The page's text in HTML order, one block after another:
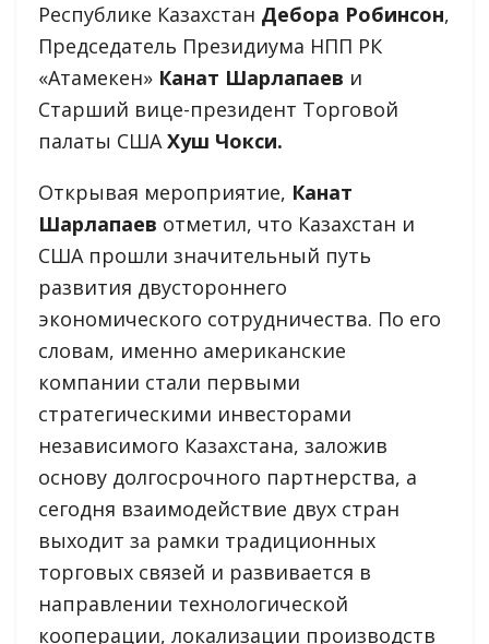
Республике Казахстан Дебора Робинсон,
Председатель Президиума НПП РК
«Атамекен» Канат Шарлапаев и
Старший вице-президент Торговой
палаты СШАХуш Чокси.
Открывая мероприятие, Канат
Шарлапаев отметил, что Казахстан и
США прошли значительный путь
развития двустороннего
экономического сотрудничества. По его
словам, именно американские
компании стали первыми
стратегическими инвесторами
независимого Казахстана, заложив
основу долгосрочного партнерства, а
сегодня взаимодействие двух стран
выходит за рамки традиционных
торговых связей и развивается в
направлении технологической
кооперации, локализации производств